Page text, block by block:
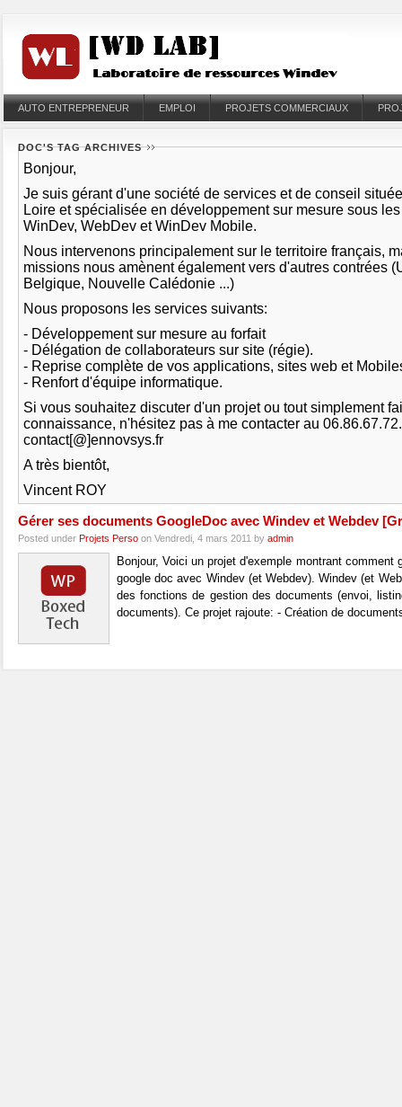
AUTO ENTREPRENEUR EMPLOI PROJETS COMMERCIAUX
DOC'S TAG ARCHIVES
Bonjour,
Je suis gérant d'une société de services et de conseil
Loire et spécialisée en développement sur mesure sous
WinDev, WebDev et WinDev Mobile.
Nous intervenons principalement sur le territoire français,
missions nous amènent également vers d'autres contrées
Belgique, Nouvelle Calédonie ...)
Nous proposons les services suivants:
- Développement sur mesure au forfait
- Délégation de collaborateurs sur site (régie).
- Reprise complète de vos applications, sites web et
- Renfort d'équipe informatique.
Si vous souhaitez discuter d'un projet ou tout simplement
connaissance, n'hésitez pas à me contacter au
contact[@]ennovsys.fr
A très bientôt,
Vincent ROY
Gérer ses documents GoogleDoc avec Windev et Webdev
Posted under Projets Perso on Vendredi, 4 mars 2011 by admin
Bonjour, Voici un projet d'exemple montrant comment
google doc avec Windev (et Webdev). Windev (et
des fonctions de gestion des documents (envoi,
documents). Ce projet rajoute: - Création de